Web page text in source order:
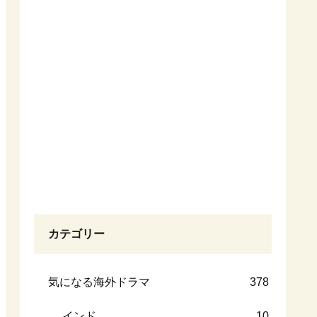
カテゴリー
気になる海外ドラマ 378